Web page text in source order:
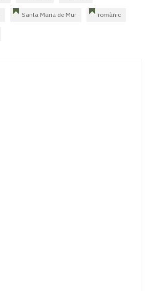
Santa Maria de Mur romànic